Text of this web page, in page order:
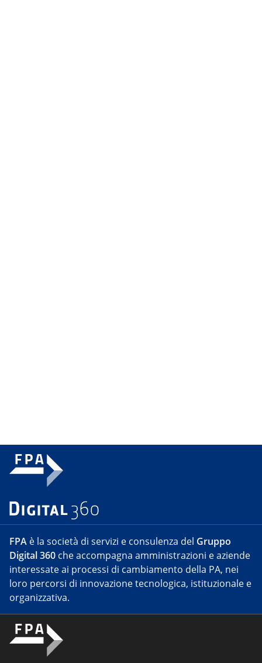
FPA è la società di servizi e consulenza del Gruppo
Digital 360 che accompagna amministrazioni e aziende
interessate ai processi di cambiamento della PA, nei
loro percorsi di innovazione tecnologica, istituzionale e
organizzativa.